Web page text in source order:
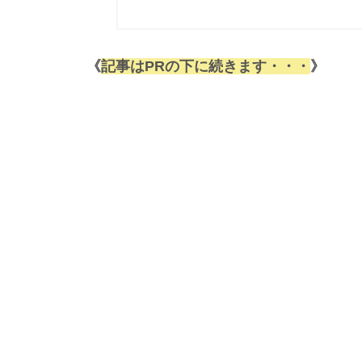
《記事はPRの下に続きます・・・ 》